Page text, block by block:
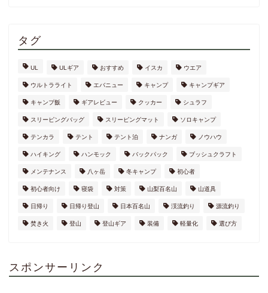
タグ
UL ULギア おすすめ イスカ ウエア
ウルトラライト エバニュー キャンプ キャンプギア
キャンプ飯 ギアレビュー クッカー シュラフ
スリーピングバッグ スリーピングマット ソロキャンプ
テンカラ テント テント泊 ナンガ ノウハウ
ハイキング ハンモック バックパック ブッシュクラフト
メンテナンス 八ヶ岳 冬キャンプ 初心者
初心者向け 寝袋 対策 山梨百名山 山道具
日帰り 日帰り登山 日本百名山 渓流釣り 源流釣り
焚き火 登山 登山ギア 装備 軽量化 選び方
スポンサーリンク